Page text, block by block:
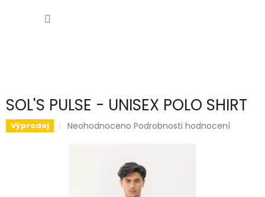
SOL'S PULSE - UNISEX POLO SHIRT
Výprodej
Průměrné
Neohodnoceno Podrobnosti hodnocení